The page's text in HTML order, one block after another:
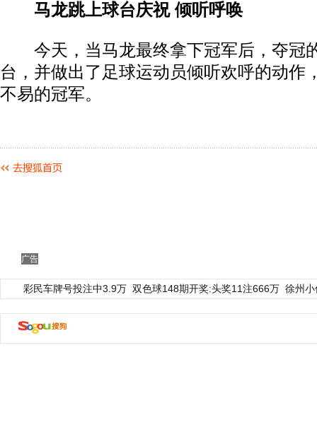
马龙跳上球台庆祝 倾听呼唤
今天，当马龙最终拿下冠军后，夺冠
台，并做出了足球运动员倾听欢呼的动作
不易的冠军。
广告
彩民车牌号投注中3.9万 双色球148期开奖:头奖11注666万 徐州